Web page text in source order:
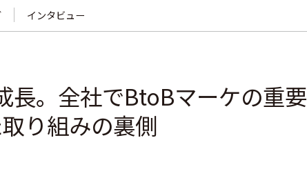
インタビュー
長。全社でBtoBマーケの重要
り組みの裏側